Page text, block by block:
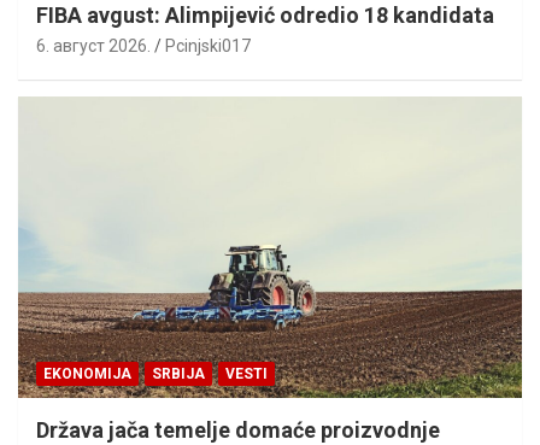
FIBA avgust: Alimpijević odredio 18 kandidata
6. август 2026. Pcinjski017
EKONOMIJA SRBIJA VESTI
Država jača temelje domaće proizvodnje